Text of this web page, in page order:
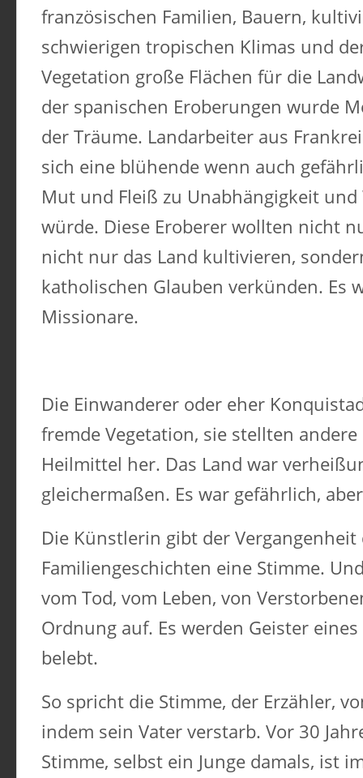
französischen Familien, Bauern,
schwierigen tropischen Klimas und
Vegetation große Flächen für die
der spanischen Eroberungen wurde
der Träume. Landarbeiter aus
sich eine blühende wenn auch
Mut und Fleiß zu Unabhängigkeit
würde. Diese Eroberer wollten nicht
nicht nur das Land kultivieren,
katholischen Glauben verkünden. Es
Missionare.
Die Einwanderer oder eher
fremde Vegetation, sie stellten
Heilmittel her. Das Land war
gleichermaßen. Es war gefährlich,
Die Künstlerin gibt der
Familiengeschichten eine Stimme.
vom Tod, vom Leben, von
Ordnung auf. Es werden Geister
belebt.
So spricht die Stimme, der Erzähler,
indem sein Vater verstarb. Vor 30
Stimme, selbst ein Junge damals, ist